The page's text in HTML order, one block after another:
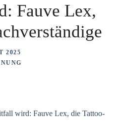
Fauve Lex,
2025